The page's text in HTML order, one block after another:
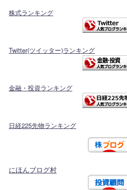
株式ランキング
Twitter(ツイッター)ランキング
金融・投資ランキング
日経225先物ランキング
にほんブログ村